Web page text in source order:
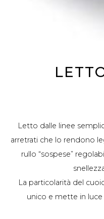
Letto dalle linee
arretrati che lo rendono
rullo “sospese”
La particolarità del
unico e mette in